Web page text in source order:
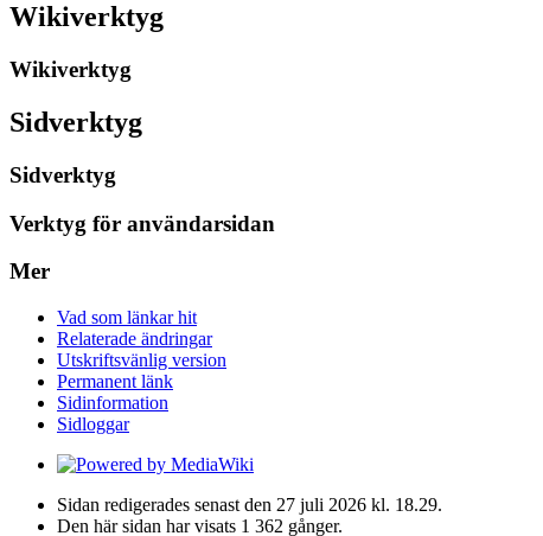
Wikiverktyg
Wikiverktyg
Sidverktyg
Sidverktyg
Verktyg för användarsidan
Mer
Vad som länkar hit
Relaterade ändringar
Utskriftsvänlig version
Permanent länk
Sidinformation
Sidloggar
Sidan redigerades senast den 27 juli 2026 kl. 18.29.
Den här sidan har visats 1 362 gånger.